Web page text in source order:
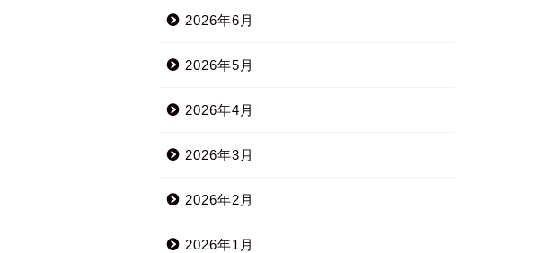
2026年6月
2026年5月
2026年4月
2026年3月
2026年2月
2026年1月